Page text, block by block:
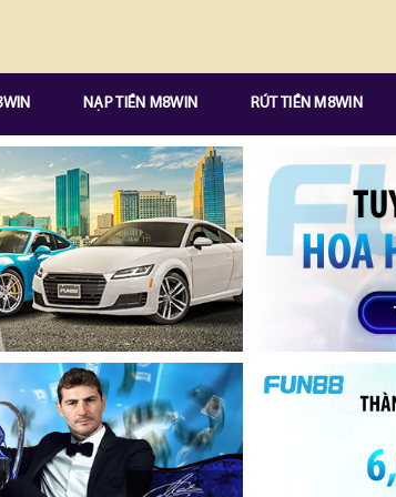
NẠP TIỀN M8WIN RÚT TIỀN M8WIN